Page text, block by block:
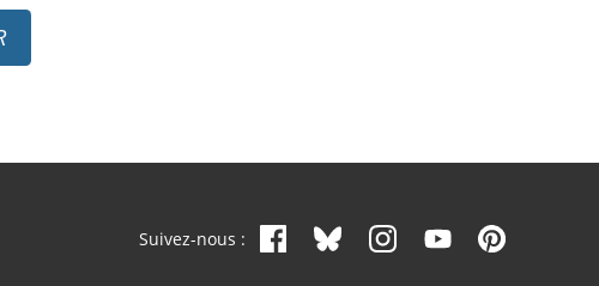
Suivez-nous :